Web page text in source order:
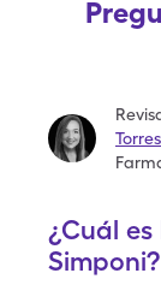
Torres
¿Cuál
Simponi?